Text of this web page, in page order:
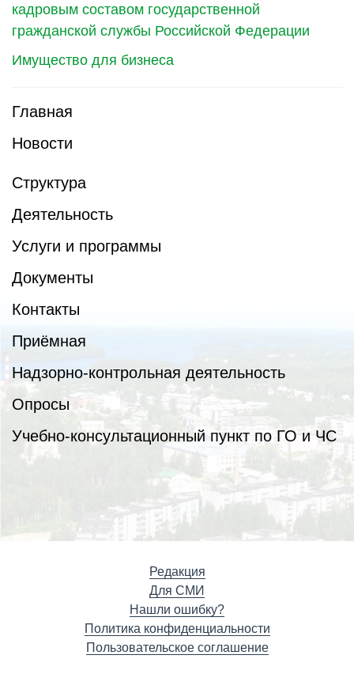
кадровым составом государственной
гражданской службы Российской Федерации
Имущество для бизнеса
Главная
Новости
Структура
Деятельность
Услуги и программы
Документы
Контакты
Приёмная
Надзорно-контрольная деятельность
Опросы
Учебно-консультационный пункт по ГО и ЧС
Редакция
Для СМИ
Нашли ошибку?
Политика конфиденциальности
Пользовательское соглашение